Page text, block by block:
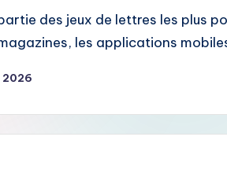
des jeux de lettres les plus
les applications
2026